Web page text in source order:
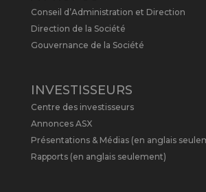
Metals Australia
Arrowhead BID has
Report follows $MLS’s
economic results from its
Economic Assessment
a new High Purity
https://bit.ly/4dv7eXx
Conseil d’Administration et Direction
Direction de la Société
Gouvernance de la Société
INVESTISSEURS
Centre des investisseurs
Annonces ASX
Présentations & Médias (en anglais
Rapports (en anglais seulement)